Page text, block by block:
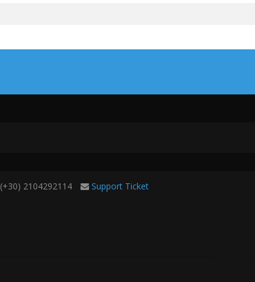
(+30) 2104292114 Support Ticket